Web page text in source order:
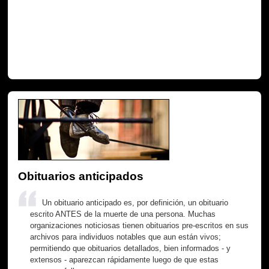
Obituarios anticipados
Un obituario anticipado es, por definición, un obituario
escrito ANTES de la muerte de una persona. Muchas
organizaciones noticiosas tienen obituarios pre-escritos en sus
archivos para individuos notables que aun están vivos;
permitiendo que obituarios detallados, bien informados - y
extensos - aparezcan rápidamente luego de que estas